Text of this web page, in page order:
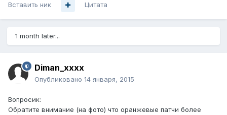
Вставить ник Цитата
1 month later...
Diman_xxxx
Опубликовано 14 января, 2015
Вопросик:
Обратите внимание (на фото) что оранжевые патчи более